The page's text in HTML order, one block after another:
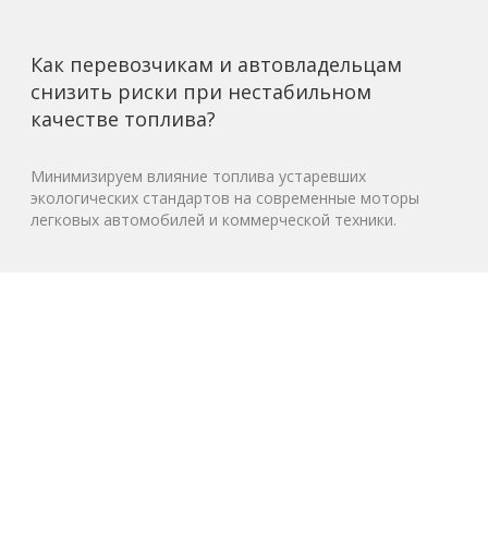
Как перевозчикам и автовладельцам
снизить риски при нестабильном
качестве топлива?
Минимизируем влияние топлива устаревших
экологических стандартов на современные моторы
легковых автомобилей и коммерческой техники.